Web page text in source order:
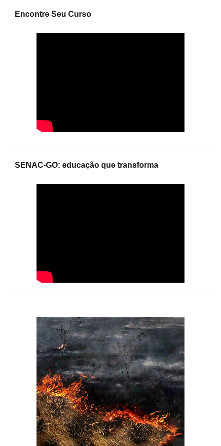
Encontre Seu Curso
SENAC-GO: educação que transforma